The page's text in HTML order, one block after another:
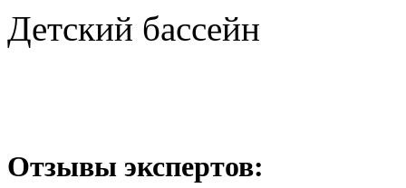
Детский бассейн
Отзывы экспертов: